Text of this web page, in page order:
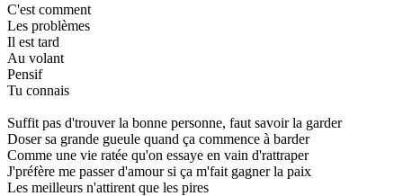
C'est comment
Les problèmes
Il est tard
Au volant
Pensif
Tu connais
Suffit pas d'trouver la bonne personne, faut savoir la garder
Doser sa grande gueule quand ça commence à barder
Comme une vie ratée qu'on essaye en vain d'rattraper
J'préfère me passer d'amour si ça m'fait gagner la paix
Les meilleurs n'attirent que les pires